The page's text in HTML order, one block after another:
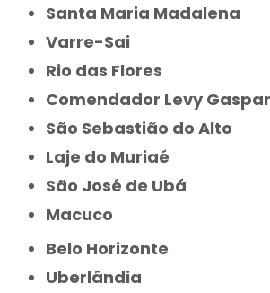
Santa Maria Madalena
Varre-Sai
Rio das Flores
Comendador Levy
São Sebastião do Alto
Laje do Muriaé
São José de Ubá
Macuco
Belo Horizonte
Uberlândia